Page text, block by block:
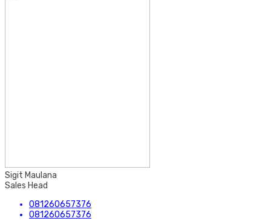
Sigit Maulana
Sales Head
081260657376
081260657376